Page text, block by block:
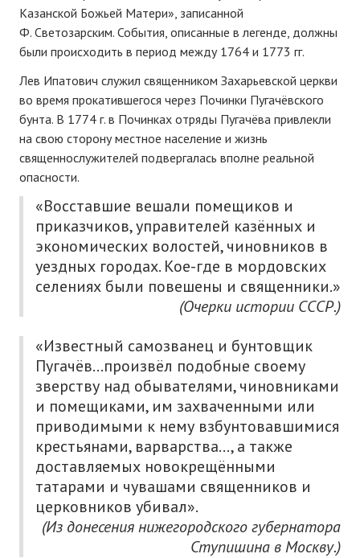
Казанской Божьей Матери», записанной
Ф. Светозарским. События, описанные в легенде, должны
были происходить в период между 1764 и 1773 гг.
Лев Ипатович служил священником Захарьевской церкви
во время прокатившегося через Починки Пугачёвского
бунта. В 1774 г. в Починках отряды Пугачёва привлекли
на свою сторону местное население и жизнь
священнослужителей подвергалась вполне реальной
опасности.
«Восставшие вешали помещиков и
приказчиков, управителей казённых и
экономических волостей, чиновников в
уездных городах. Кое-где в мордовских
селениях были повешены и священники.»
(Очерки истории СССР.)
«Известный самозванец и бунтовщик
Пугачёв…произвёл подобные своему
зверству над обывателями, чиновниками
и помещиками, им захваченными или
приводимыми к нему взбунтовавшимися
крестьянами, варварства…, а также
доставляемых новокрещёнными
татарами и чувашами священников и
церковников убивал».
(Из донесения нижегородского губернатора
Ступишина в Москву.)